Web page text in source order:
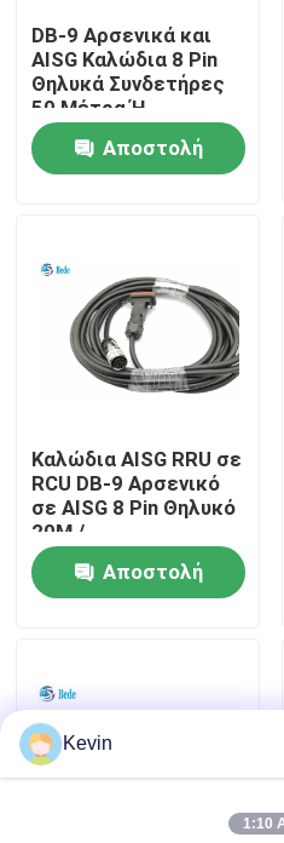
Σπίτι
Σχετικά με εμάς
περιοδεία στο εργοστάσιο
Έλεγχος ποιότητας
Επικοινωνήστε μαζί μας
Ειδήσεις
Ζητήστε μια προσφορά
Συνδετήρας αεροπορίας
DB-9 Αρσενικά και
AISG Καλώδια 8 Pin
Θηλυκά Συνδετήρες
50 Μέτρα Ή
Προσαρμογή Μήκους
Αποστολή
Καλώδια AISG RRU σε
RCU DB-9 Αρσενικό
σε AISG 8 Pin Θηλυκό
20M /
Προσαρμοσμένο
Μήκος Αποστολή
Kevin
1:10